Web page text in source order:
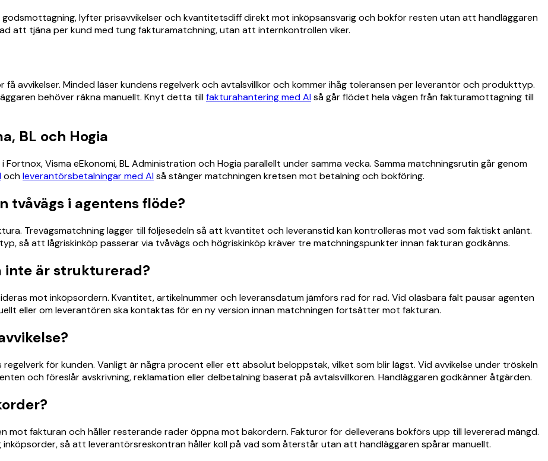
lyfter prisavvikelser och kvantitetsdiff direkt mot inköpsansvarig och bokför resten utan att handläggaren
att tjäna per kund med tung fakturamatchning, utan att internkontrollen viker.
avvikelser. Minded läser kundens regelverk och avtalsvillkor och kommer ihåg toleransen per leverantör och produkttyp.
behöver räkna manuellt. Knyt detta tillfakturahantering med AIså går flödet hela vägen från fakturamottagning till
BL och Hogia
Visma eEkonomi, BL Administration och Hogia parallellt under samma vecka. Samma matchningsrutin går genom
ochleverantörsbetalningar med AIså stänger matchningen kretsen mot betalning och bokföring.
tvåvägs i agentens flöde?
Trevägsmatchning lägger till följesedeln så att kvantitet och leveranstid kan kontrolleras mot vad som faktiskt anlänt.
så att lågriskinköp passerar via tvåvägs och högriskinköp kräver tre matchningspunkter innan fakturan godkänns.
inte är strukturerad?
mot inköpsordern. Kvantitet, artikelnummer och leveransdatum jämförs rad för rad. Vid oläsbara fält pausar agenten
eller om leverantören ska kontaktas för en ny version innan matchningen fortsätter mot fakturan.
för kunden. Vanligt är några procent eller ett absolut beloppstak, vilket som blir lägst. Vid avvikelse under tröskeln
och föreslår avskrivning, reklamation eller delbetalning baserat på avtalsvillkoren. Handläggaren godkänner åtgärden.
mot fakturan och håller resterande rader öppna mot bakordern. Fakturor för delleverans bokförs upp till levererad mängd.
så att leverantörsreskontran håller koll på vad som återstår utan att handläggaren spårar manuellt.